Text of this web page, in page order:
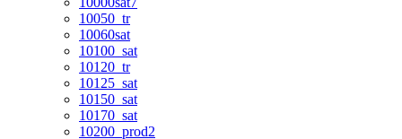
10050_tr
10060sat
10100_sat
10120_tr
10125_sat
10150_sat
10170_sat
10200_prod2